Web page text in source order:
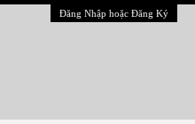
Đăng Nhập hoặc Đăng Ký